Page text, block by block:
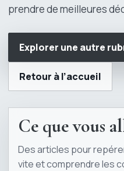
prendre de meilleures
Explorer une autre
Retour à l’accueil
Ce que vous
Des articles pour
vite et comprendre les